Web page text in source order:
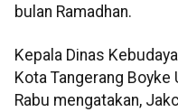
bulan Ramadhan.
Kepala Dinas
Kota Tangerang Boyke
Rabu mengatakan,